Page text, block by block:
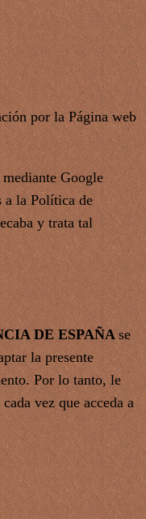
por la Página web
Google
a la Política de
y trata tal
DE ESPAÑA se
la presente
Por lo tanto, le
vez que acceda a